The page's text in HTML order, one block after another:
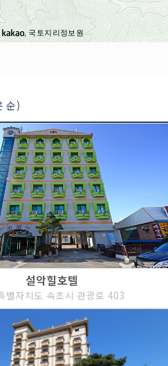
, 국토지리정보원
순)
설악힐호텔
별자치도 속초시 관광로 403